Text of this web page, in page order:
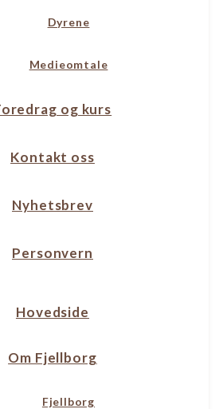
Dyrene
Medieomtale
og kurs
Kontakt oss
Nyhetsbrev
Personvern
Hovedside
Om Fjellborg
Fjellborg